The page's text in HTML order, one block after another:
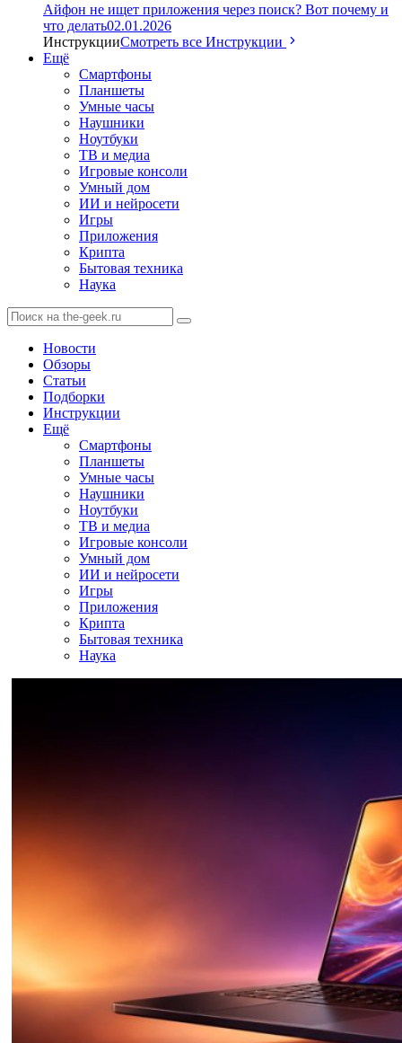
Айфон не ищет приложения через поиск? Вот почему и
что делать02.01.2026
ИнструкцииСмотреть все Инструкции
Ещё
Смартфоны
Планшеты
Умные часы
Наушники
Ноутбуки
ТВ и медиа
Игровые консоли
Умный дом
ИИ и нейросети
Игры
Приложения
Крипта
Бытовая техника
Наука
Новости
Обзоры
Статьи
Подборки
Инструкции
Ещё
Смартфоны
Планшеты
Умные часы
Наушники
Ноутбуки
ТВ и медиа
Игровые консоли
Умный дом
ИИ и нейросети
Игры
Приложения
Крипта
Бытовая техника
Наука